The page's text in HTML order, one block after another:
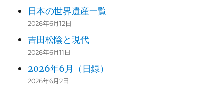
日本の世界遺産一覧
2026年6月12日
吉田松陰と現代
2026年6月11日
2026年6月（日録）
2026年6月2日